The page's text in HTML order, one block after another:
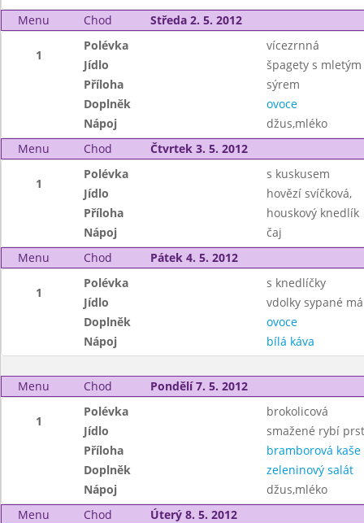
Menu Chod Středa 2. 5. 2012
1
Polévka
vícezrnná
Jídlo
špagety s
Příloha
sýrem
Doplněk
ovoce
Nápoj
džus,mléko
Menu
Chod Čtvrtek 3. 5. 2012
1
Polévka
s kuskusem
Jídlo
hovězí svíčková,
Příloha
houskový knedlík
Nápoj
čaj
Menu
Chod Pátek 4. 5. 2012
1
Polévka
s knedlíčky
Jídlo
vdolky sypané
Doplněk
ovoce
Nápoj
bílá káva
Menu Chod Pondělí 7. 5. 2012
1
Polévka
brokolicová
Jídlo
smažené rybí
Příloha
bramborová kaše
Doplněk
zeleninový salát
Nápoj
džus,mléko
Menu
Chod Úterý 8. 5. 2012